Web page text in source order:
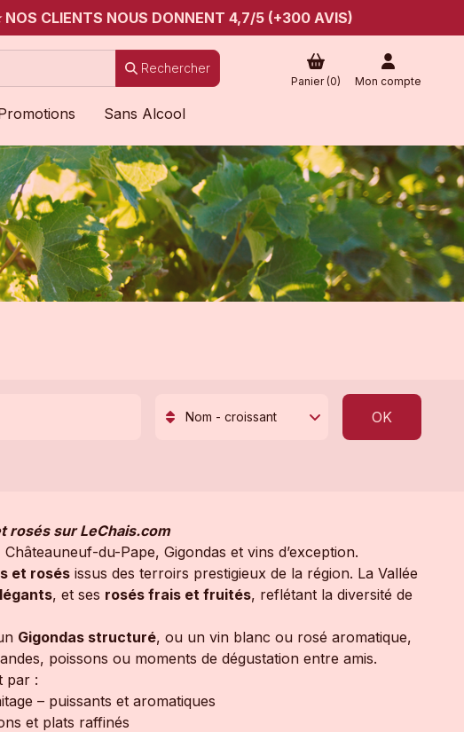
NOS CLIENTS NOUS DONNENT 4,7/5 (+300 AVIS)
Rechercher
Panier (0) Mon compte
Sans Alcool
Nom - croissant OK
rosés sur LeChais.com
du-Pape, Gigondas et vins d’exception.
et rosés issus des terroirs prestigieux de la région. La Vallée
, et ses rosés frais et fruités, reflétant la diversité de
Gigondas structuré, ou un vin blanc ou rosé aromatique,
poissons ou moments de dégustation entre amis.
par :
– puissants et aromatiques
et plats raffinés